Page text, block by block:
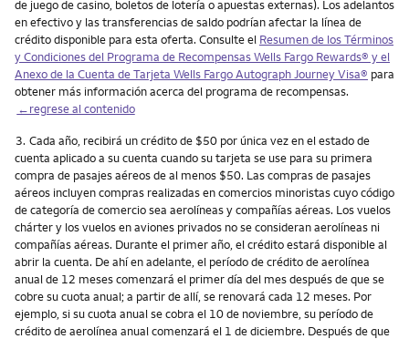
de juego de casino, boletos de lotería o apuestas externas). Los adelantos
en efectivo y las transferencias de saldo podrían afectar la línea de
crédito disponible para esta oferta. Consulte el Resumen de los Términos
y Condiciones del Programa de Recompensas Wells Fargo Rewards® y el
Anexo de la Cuenta de Tarjeta Wells Fargo Autograph Journey Visa® para
obtener más información acerca del programa de recompensas.
←regrese al contenido
Nota
3. Cada año, recibirá un crédito de $50 por única vez en el estado de
cuenta aplicado a su cuenta cuando su tarjeta se use para su primera
compra de pasajes aéreos de al menos $50. Las compras de pasajes
aéreos incluyen compras realizadas en comercios minoristas cuyo código
de categoría de comercio sea aerolíneas y compañías aéreas. Los vuelos
chárter y los vuelos en aviones privados no se consideran aerolíneas ni
compañías aéreas. Durante el primer año, el crédito estará disponible al
abrir la cuenta. De ahí en adelante, el período de crédito de aerolínea
anual de 12 meses comenzará el primer día del mes después de que se
cobre su cuota anual; a partir de allí, se renovará cada 12 meses. Por
ejemplo, si su cuota anual se cobra el 10 de noviembre, su período de
crédito de aerolínea anual comenzará el 1 de diciembre. Después de que